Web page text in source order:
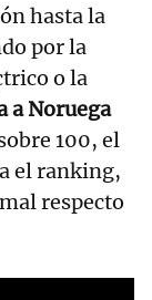
hasta la
por la
o la
a Noruega
100, el
el ranking,
respecto